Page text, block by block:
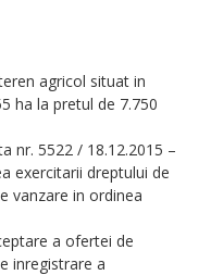
agricol situat in
ha la pretul de 7.750
nr. 5522 / 18.12.2015 –
exercitarii dreptului de
vanzare in ordinea
a ofertei de
inregistrare a